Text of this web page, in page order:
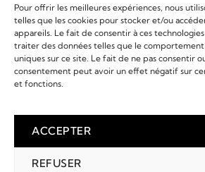
Pour offrir les meilleures expériences, nous
telles que les cookies pour stocker et/ou
appareils. Le fait de consentir à ces
traiter des données telles que le
uniques sur ce site. Le fait de ne pas consentir
consentement peut avoir un effet négatif sur
et fonctions.
ACCEPTER
REFUSER
Liens utiles
2026 © TIMEKEEPING - Réalisé par